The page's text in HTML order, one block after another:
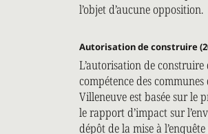
l’objet d’aucune opposition.
Autorisation de construire
L’autorisation de construire
compétence des
Villeneuve est basée sur le
le rapport d’impact sur
dépôt de la mise à